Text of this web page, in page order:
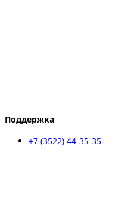
Поддержка
+7 (3522) 44-35-35